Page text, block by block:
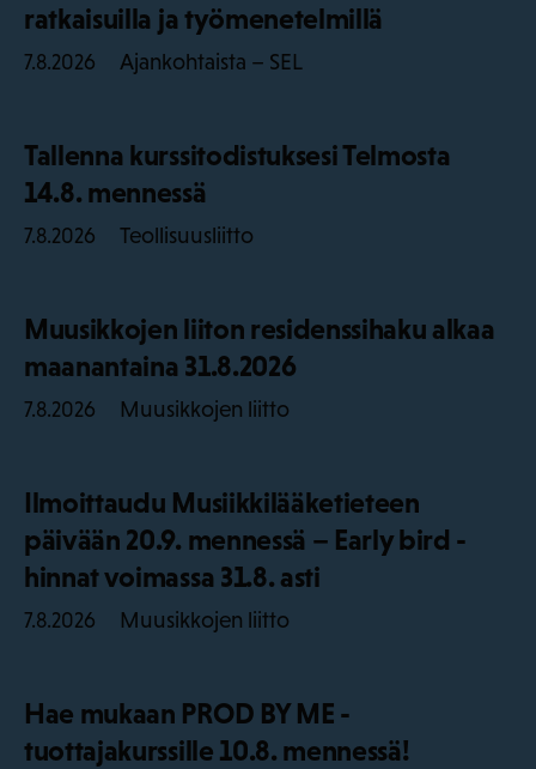
ratkaisuilla ja työmenetelmillä
7.8.2026 Ajankohtaista – SEL
Tallenna kurssitodistuksesi Telmosta
14.8. mennessä
7.8.2026 Teollisuusliitto
Muusikkojen liiton residenssihaku alkaa
maanantaina 31.8.2026
7.8.2026 Muusikkojen liitto
Ilmoittaudu Musiikkilääketieteen
päivään 20.9. mennessä – Early bird -
hinnat voimassa 31.8. asti
7.8.2026 Muusikkojen liitto
Hae mukaan PROD BY ME -
tuottajakurssille 10.8. mennessä!